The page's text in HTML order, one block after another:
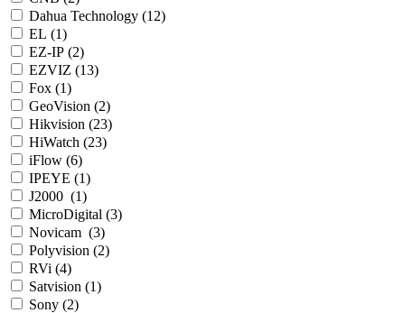
Dahua Technology (12)
EL (1)
EZ-IP (2)
EZVIZ (13)
Fox (1)
GeoVision (2)
Hikvision (23)
HiWatch (23)
iFlow (6)
IPEYE (1)
J2000 (1)
MicroDigital (3)
Novicam (3)
Polyvision (2)
RVi (4)
Satvision (1)
Sony (2)